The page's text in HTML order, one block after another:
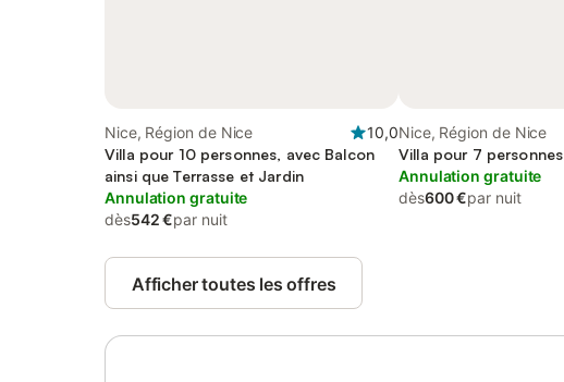
Nice, Région de Nice
10,0
Villa pour 10 personnes, avec Balcon
ainsi que Terrasse et Jardin
Annulation gratuite
dès542 €par nuit
Nice, Région de Nice
Villa pour 7 personnes
Annulation gratuite
dès600 €par nuit
Afficher toutes les offres